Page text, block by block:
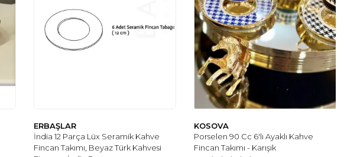
ERBAŞLAR
İndia 12 Parça Lüx Seramik Kahve
Fincan Takımı, Beyaz Türk Kahvesi
KOSOVA
Porselen 90 Cc 6'lı Ayaklı Kahve
Fincan Takımı - Karışık